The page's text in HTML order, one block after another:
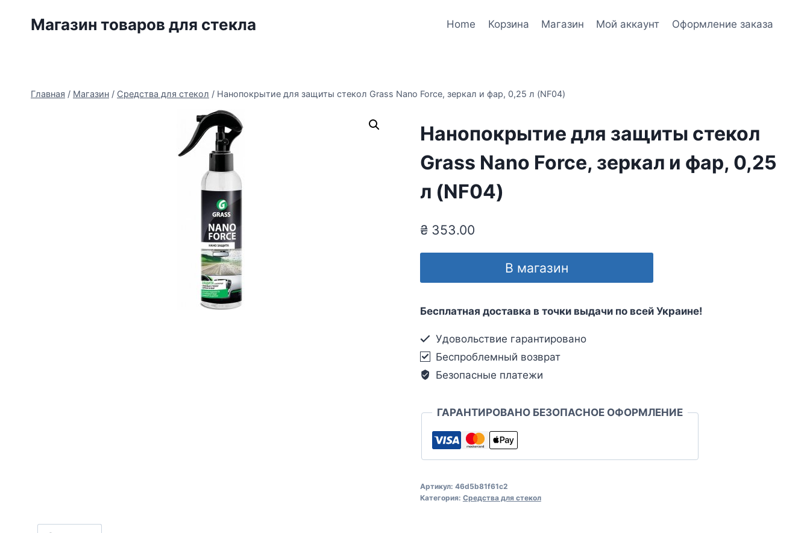
Магазин товаров для стекла Home Корзина Магазин Мой аккаунт Оформление заказа
Главная / Магазин / Средства для стекол / Нанопокрытие для защиты стекол Grass Nano Force, зеркал и фар, 0,25 л (NF04)
Нанопокрытие для защиты стекол
Grass Nano Force, зеркал и фар, 0,25
л (NF04)
₴353.00
В магазин
Бесплатная доставка в точки выдачи по всей Украине!
Удовольствие гарантировано
Беспроблемный возврат
Безопасные платежи
ГАРАНТИРОВАНО БЕЗОПАСНОЕ ОФОРМЛЕНИЕ
Артикул: 46d5b81f61c2
Категория: Средства для стекол